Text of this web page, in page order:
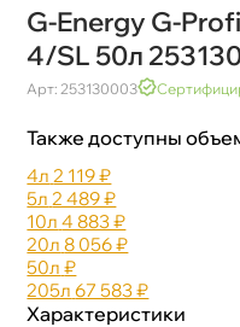
G-Energy G-
4/SL 50л
Арт: 253130003
Также доступны
4л 2 119 ₽
5л 2 489 ₽
10л 4 883 ₽
20л 8 056 ₽
50л ₽
205л 67 583 ₽
Характеристики